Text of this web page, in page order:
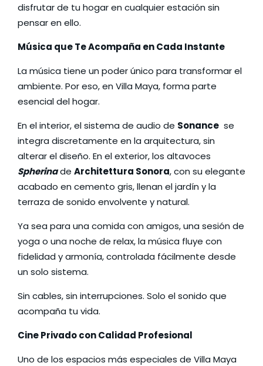
disfrutar de tu hogar en cualquier estación sin
pensar en ello.
Música que Te Acompaña en Cada Instante
La música tiene un poder único para transformar el
ambiente. Por eso, en Villa Maya, forma parte
esencial del hogar.
En el interior, el sistema de audio de Sonance se
integra discretamente en la arquitectura, sin
alterar el diseño. En el exterior, los altavoces
Spherinade Architettura Sonora, con su elegante
acabado en cemento gris, llenan el jardín y la
terraza de sonido envolvente y natural.
Ya sea para una comida con amigos, una sesión de
yoga o una noche de relax, la música fluye con
fidelidad y armonía, controlada fácilmente desde
un solo sistema.
Sin cables, sin interrupciones. Solo el sonido que
acompaña tu vida.
Cine Privado con Calidad Profesional
Uno de los espacios más especiales de Villa Maya